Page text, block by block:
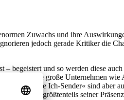
Zuwachs und ihre
jedoch gerade Kritiker die
begeistert und so werden diese
haben viele große Unternehmen wie
»Die Ich-Sender« sind aber
Amerika größtenteils seiner